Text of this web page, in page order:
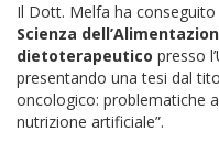
Il Dott. Melfa ha
Scienza
dietoterapeutico presso
presentando una tesi dal
oncologico: problematiche
nutrizione artificiale”.